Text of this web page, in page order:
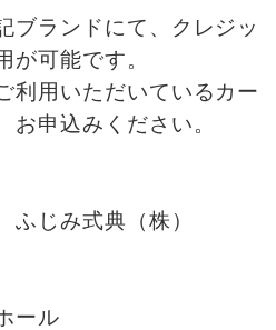
ブランドにて、クレジッ
が可能です。
利用いただいているカー
お申込みください。
じみ式典（株）
ール